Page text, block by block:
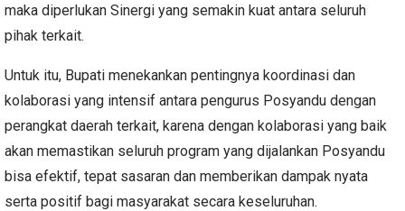
maka diperlukan Sinergi yang semakin kuat antara seluruh
pihak terkait.
Untuk itu, Bupati menekankan pentingnya koordinasi dan
kolaborasi yang intensif antara pengurus Posyandu dengan
perangkat daerah terkait, karena dengan kolaborasi yang baik
akan memastikan seluruh program yang dijalankan Posyandu
bisa efektif, tepat sasaran dan memberikan dampak nyata
serta positif bagi masyarakat secara keseluruhan.